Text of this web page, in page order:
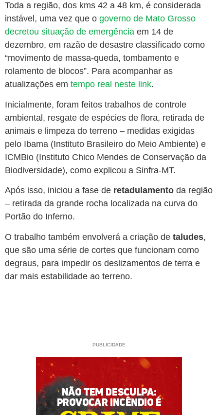
Toda a região, dos kms 42 a 48 km, é considerada
instável, uma vez que o governo de Mato Grosso
decretou situação de emergência em 14 de
dezembro, em razão de desastre classificado como
“movimento de massa-queda, tombamento e
rolamento de blocos”. Para acompanhar as
atualizações em tempo real neste link.
Inicialmente, foram feitos trabalhos de controle
ambiental, resgate de espécies de flora, retirada de
animais e limpeza do terreno – medidas exigidas
pelo Ibama (Instituto Brasileiro do Meio Ambiente) e
ICMBio (Instituto Chico Mendes de Conservação da
Biodiversidade), como explicou a Sinfra-MT.
Após isso, iniciou a fase de retadulamento da região
– retirada da grande rocha localizada na curva do
Portão do Inferno.
O trabalho também envolverá a criação de taludes,
que são uma série de cortes que funcionam como
degraus, para impedir os deslizamentos de terra e
dar mais estabilidade ao terreno.
PUBLICIDADE